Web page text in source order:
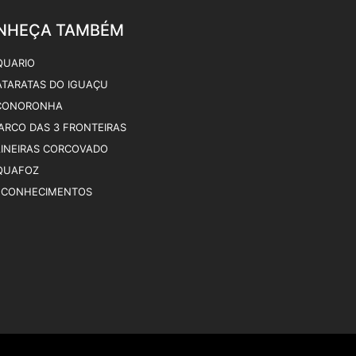
TAMBÉM
DO IGUAÇU
DAS 3 FRONTEIRAS
CORCOVADO